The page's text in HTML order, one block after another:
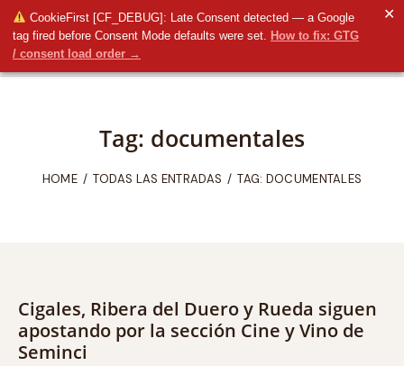
CookieFirst [CF_DEBUG]: Late Consent detected — a Google
tag fired before Consent Mode defaults were set. How to fix: GTG
/ consent load order →
✕
Tag: documentales
HOME TODAS LAS ENTRADAS TAG: DOCUMENTALES
Cigales, Ribera del Duero y Rueda siguen
apostando por la sección Cine y Vino de
Seminci